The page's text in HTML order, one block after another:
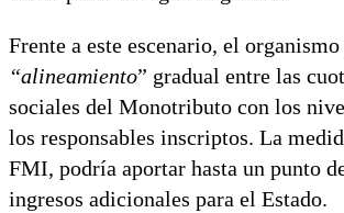
Frente a este escenario, el
“alineamiento” gradual entre las
sociales del Monotributo con los
los responsables inscriptos. La
FMI, podría aportar hasta un punto
ingresos adicionales para el Estado.